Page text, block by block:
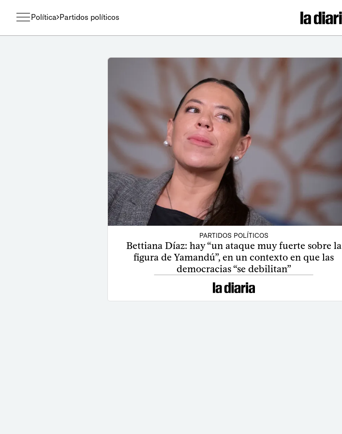
Política Partidos políticos
PARTIDOS POLÍTICOS
Bettiana Díaz: hay “un ataque muy fuerte sobre la
figura de Yamandú”, en un contexto en que las
democracias “se debilitan”